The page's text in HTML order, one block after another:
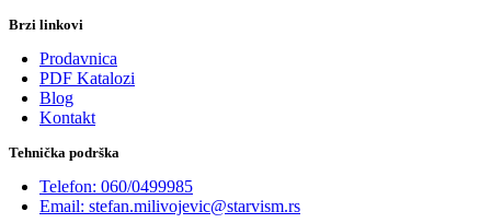
Brzi linkovi
Prodavnica
PDF Katalozi
Blog
Kontakt
Tehnička podrška
Telefon: 060/0499985
Email: stefan.milivojevic@starvism.rs